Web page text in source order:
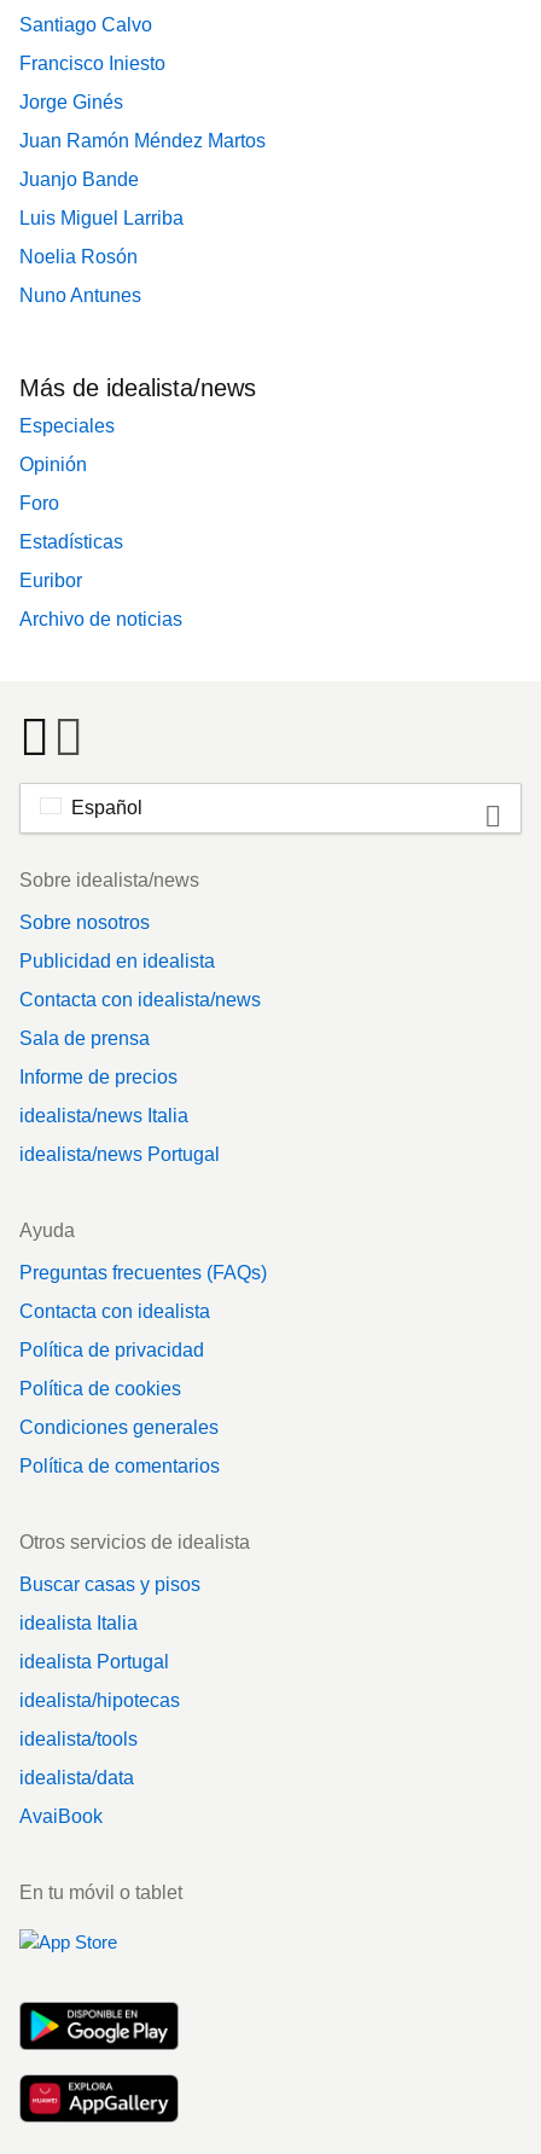
Santiago Calvo
Francisco Iniesto
Jorge Ginés
Juan Ramón Méndez Martos
Juanjo Bande
Luis Miguel Larriba
Noelia Rosón
Nuno Antunes
Más de idealista/news
Especiales
Opinión
Foro
Estadísticas
Euribor
Archivo de noticias
Español
Footer
Sobre idealista/news
Sobre nosotros
Publicidad en idealista
Contacta con idealista/news
Sala de prensa
Informe de precios
idealista/news Italia
idealista/news Portugal
Ayuda
Preguntas frecuentes (FAQs)
Contacta con idealista
Política de privacidad
Política de cookies
Condiciones generales
Política de comentarios
Otros servicios de idealista
Buscar casas y pisos
idealista Italia
idealista Portugal
idealista/hipotecas
idealista/tools
idealista/data
AvaiBook
En tu móvil o tablet